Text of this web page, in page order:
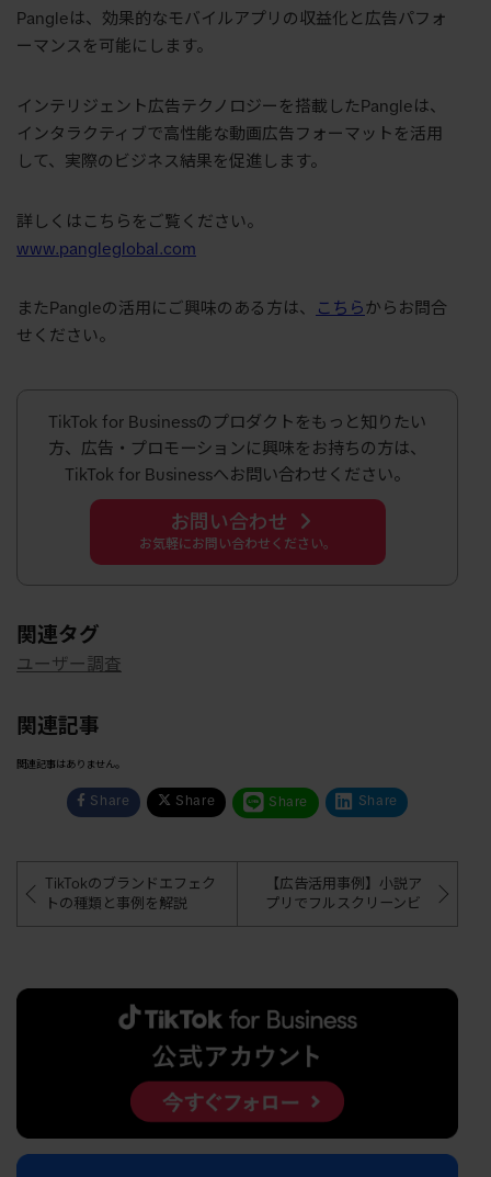
Pangleは、効果的なモバイルアプリの収益化と広告パフォ
ーマンスを可能にします。
インテリジェント広告テクノロジーを搭載したPangleは、
インタラクティブで高性能な動画広告フォーマットを活用
して、実際のビジネス結果を促進します。
詳しくはこちらをご覧ください。
www.pangleglobal.com
またPangleの活用にご興味のある方は、 こちら からお問合
せください。
TikTok for Businessのプロダクトをもっと知りたい
方、広告・プロモーションに興味をお持ちの方は、
TikTok for Businessへお問い合わせください。
お問い合わせ
お気軽にお問い合わせください。
関連タグ
ユーザー調査
関連記事
関連記事はありません。
Share Share Share Share
TikTokのブランドエフェク
トの種類と事例を解説
【広告活用事例】小説ア
プリでフルスクリーンビ
デオ広告を活用、eCPM